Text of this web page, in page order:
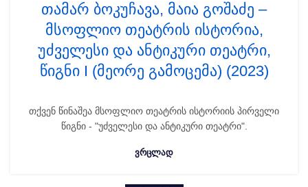
თამარ ბოკუჩავა, მაია გოშაძე –
მსოფლიო თეატრის ისტორია,
უძველესი და ანტიკური თეატრი,
წიგნი I (მეორე გამოცემა) (2023)
თქვენ წინაშეა მსოფლიო თეატრის ისტორიის პირველი
წიგნი - "უძველესი და ანტიკური თეატრი".
ᲕᲠᲪᲚᲐᲓ